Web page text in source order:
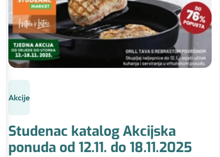
Akcije
Studenac katalog Akcijska
ponuda od 12.11. do 18.11.2025